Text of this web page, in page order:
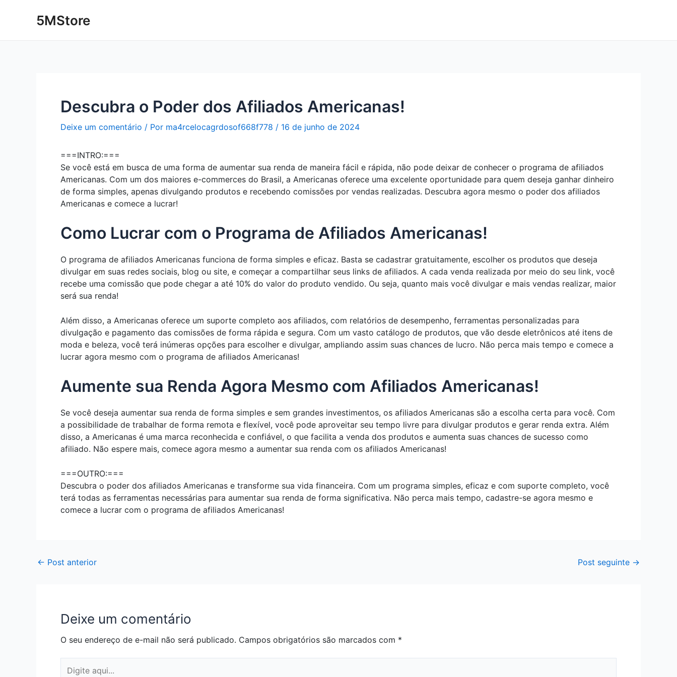
5MStore
Descubra o Poder dos Afiliados Americanas!
Deixe um comentário / Por ma4rcelocagrdosof668f778 / 16 de junho de 2024
===INTRO:===
Se você está em busca de uma forma de aumentar sua renda de maneira fácil e rápida, não pode deixar de conhecer o programa de afiliados
Americanas. Com um dos maiores e-commerces do Brasil, a Americanas oferece uma excelente oportunidade para quem deseja ganhar dinheiro
de forma simples, apenas divulgando produtos e recebendo comissões por vendas realizadas. Descubra agora mesmo o poder dos afiliados
Americanas e comece a lucrar!
Como Lucrar com o Programa de Afiliados Americanas!
O programa de afiliados Americanas funciona de forma simples e eficaz. Basta se cadastrar gratuitamente, escolher os produtos que deseja
divulgar em suas redes sociais, blog ou site, e começar a compartilhar seus links de afiliados. A cada venda realizada por meio do seu link, você
recebe uma comissão que pode chegar a até 10% do valor do produto vendido. Ou seja, quanto mais você divulgar e mais vendas realizar, maior
será sua renda!
Além disso, a Americanas oferece um suporte completo aos afiliados, com relatórios de desempenho, ferramentas personalizadas para
divulgação e pagamento das comissões de forma rápida e segura. Com um vasto catálogo de produtos, que vão desde eletrônicos até itens de
moda e beleza, você terá inúmeras opções para escolher e divulgar, ampliando assim suas chances de lucro. Não perca mais tempo e comece a
lucrar agora mesmo com o programa de afiliados Americanas!
Aumente sua Renda Agora Mesmo com Afiliados Americanas!
Se você deseja aumentar sua renda de forma simples e sem grandes investimentos, os afiliados Americanas são a escolha certa para você. Com
a possibilidade de trabalhar de forma remota e flexível, você pode aproveitar seu tempo livre para divulgar produtos e gerar renda extra. Além
disso, a Americanas é uma marca reconhecida e confiável, o que facilita a venda dos produtos e aumenta suas chances de sucesso como
afiliado. Não espere mais, comece agora mesmo a aumentar sua renda com os afiliados Americanas!
===OUTRO:===
Descubra o poder dos afiliados Americanas e transforme sua vida financeira. Com um programa simples, eficaz e com suporte completo, você
terá todas as ferramentas necessárias para aumentar sua renda de forma significativa. Não perca mais tempo, cadastre-se agora mesmo e
comece a lucrar com o programa de afiliados Americanas!
navigation
← Post anterior Post seguinte →
Deixe um comentário
O seu endereço de e-mail não será publicado. Campos obrigatórios são marcados com *